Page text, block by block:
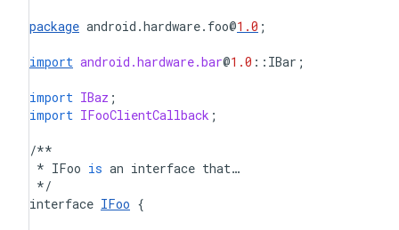
package android .hardware. foo@1.0 ;
import android.hardware.bar@1.0 :: IBar ;
import IBaz ;
import IFooClientCallback ;
/**
* IFoo is an interface that…
*/
interface IFoo {